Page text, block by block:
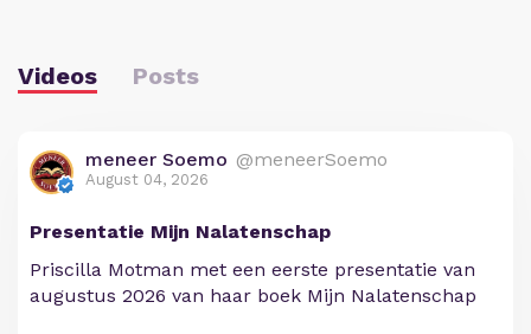
Videos Posts
meneer Soemo @meneerSoemo
August 04, 2026
Presentatie Mijn Nalatenschap
Priscilla Motman met een eerste presentatie van
augustus 2026 van haar boek Mijn Nalatenschap